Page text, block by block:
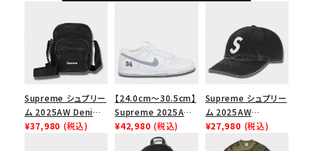
ャップ ブラック
Supreme シュプリー
ム 2025AW Denim
Shoulder Bag デニ
¥37,980 (税込)
【24.0cm～30.5cm】
Supreme 2025AW
Nike SB Dunk Low
ナイキ SB ダンク ロ
¥42,980 (税込)
Supreme シュプリー
ム 2025AW
Pigment Coated
2-Tone S Logo 6-
¥27,980 (税込)